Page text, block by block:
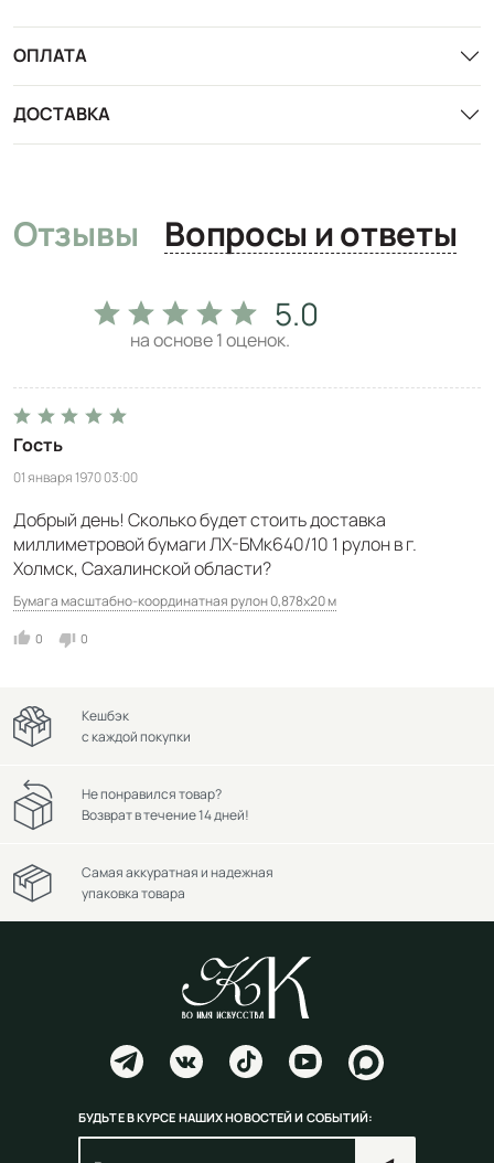
ОПЛАТА
ДОСТАВКА
Отзывы Вопросы и ответы
5.0
на основе1оценок.
Гость
01 января 1970 03:00
Добрый день! Сколько будет стоить доставка
миллиметровой бумаги ЛХ-БМк640/10 1 рулон в г.
Холмск, Сахалинской области?
Бумага масштабно-координатная рулон 0,878х20 м
0 0
Кешбэк
с каждой покупки
Не понравился товар?
Возврат в течение 14 дней!
Самая аккуратная и надежная
упаковка товара
БУДЬТЕ В КУРСЕ НАШИХ НОВОСТЕЙ И СОБЫТИЙ: